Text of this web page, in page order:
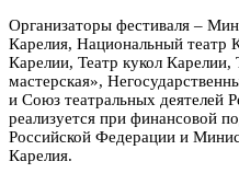
Организаторы фестиваля –
Карелия, Национальный театр
Карелии, Театр кукол
мастерская»,
и Союз театральных деятелей
реализуется при финансовой
Российской Федерации и
Карелия.